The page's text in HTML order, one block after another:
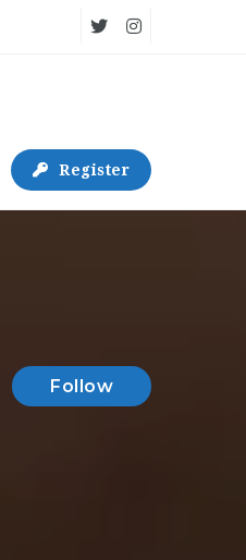
Register
Follow